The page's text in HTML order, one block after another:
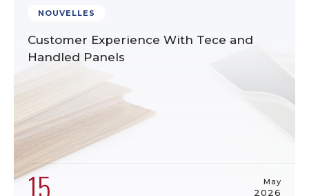
NOUVELLES
Customer Experience With Tece and
Handled Panels
15 May
2026